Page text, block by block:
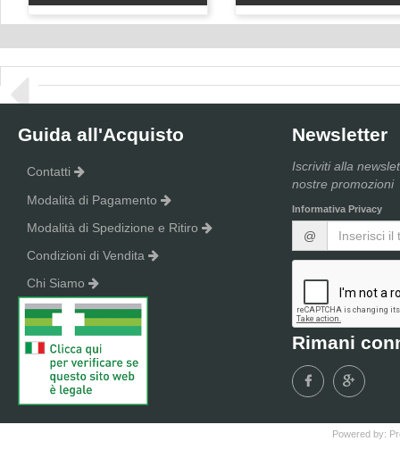
Guida all'Acquisto
Contatti
Modalità di Pagamento
Modalità di Spedizione e Ritiro
Condizioni di Vendita
Chi Siamo
Newsletter
Iscriviti alla
nostre promozioni
Informativa Privacy
@
Rimani
Powered by: